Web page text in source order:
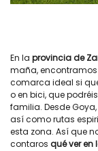
En la provincia de
maña,
comarca ideal si
o en bici, que
familia. Desde
así como rutas
esta zona. Así que
contaros qué ver en